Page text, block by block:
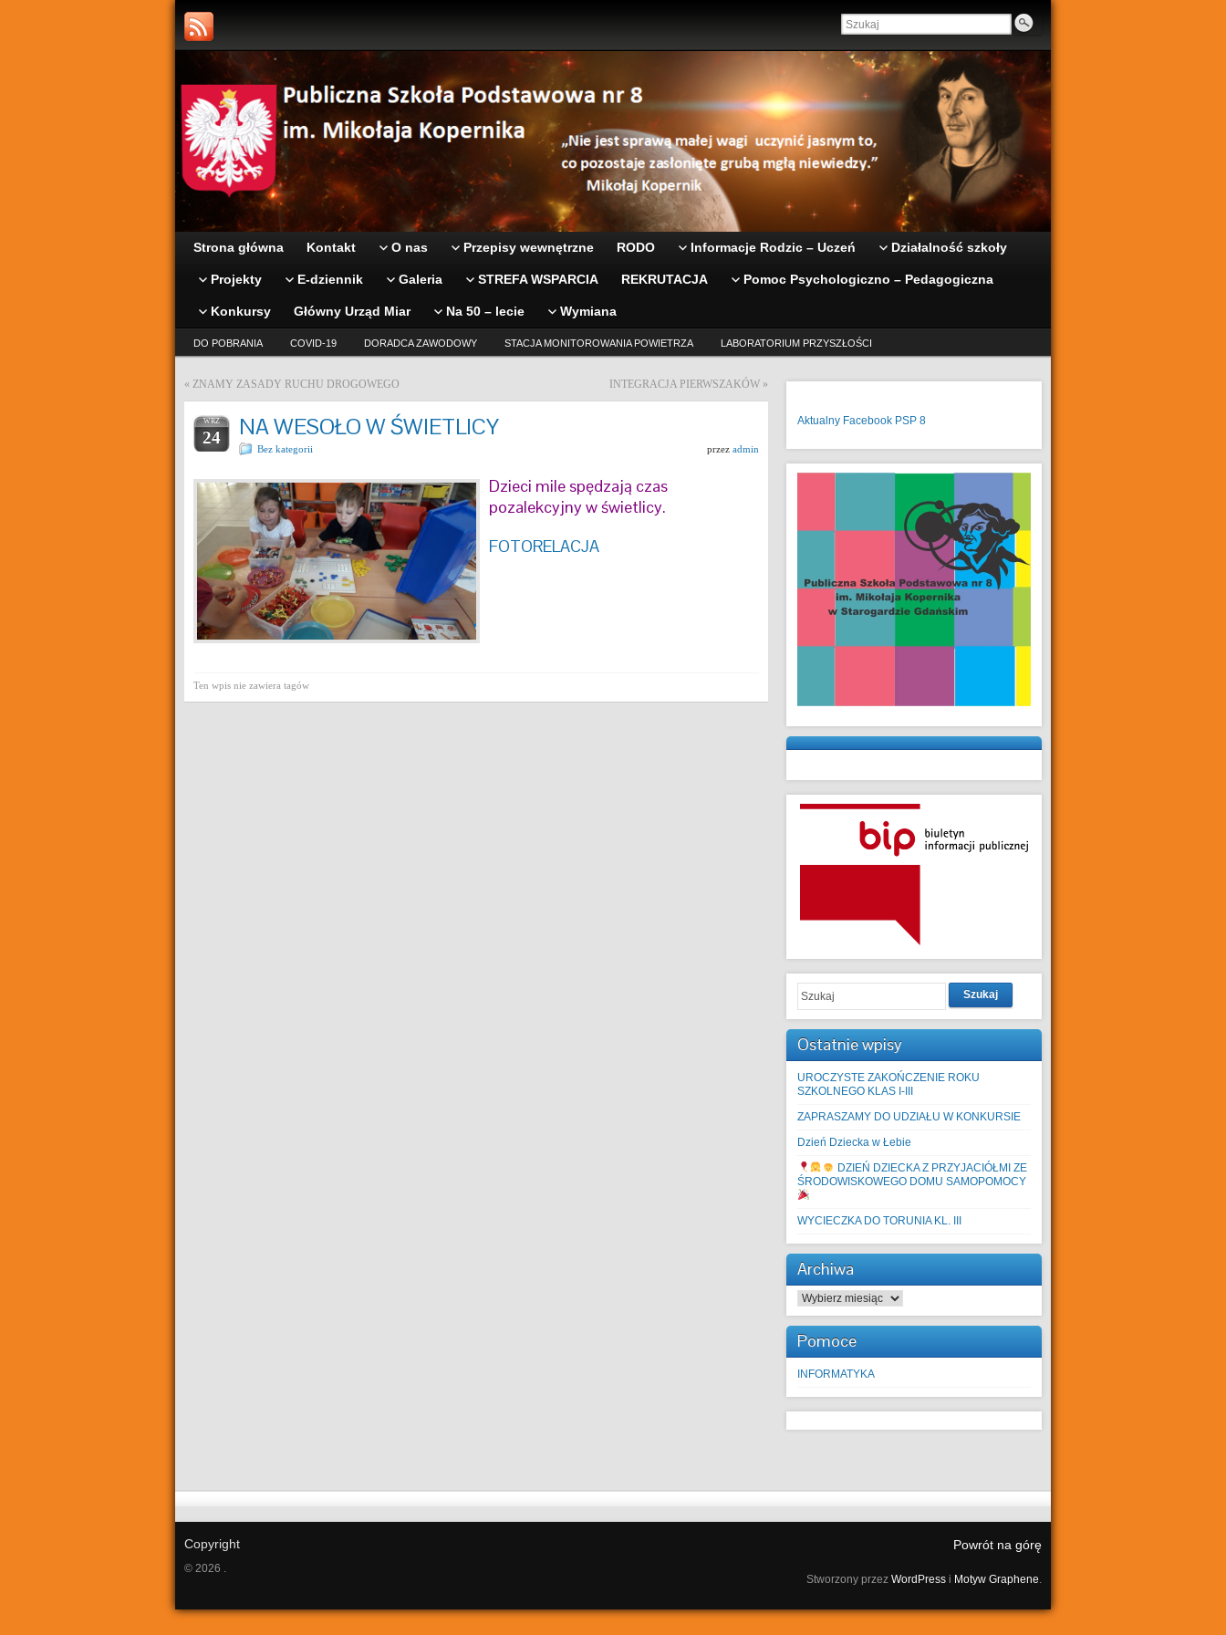
Strona główna Kontakt O nas Przepisy wewnętrzne RODO Informacje Rodzic – Uczeń Działalność szkoły
Projekty E-dziennik Galeria STREFA WSPARCIA REKRUTACJA Pomoc Psychologiczno – Pedagogiczna
Konkursy Główny Urząd Miar Na 50 – lecie Wymiana
DO POBRANIA COVID-19 DORADCA ZAWODOWY STACJA MONITOROWANIA POWIETRZA LABORATORIUM PRZYSZŁOŚCI
« ZNAMY ZASADY RUCHU DROGOWEGO INTEGRACJA PIERWSZAKÓW »
WRZ
24 NA WESOŁO W ŚWIETLICY
Bez kategorii przez admin
Dzieci mile spędzają czas
pozalekcyjny w świetlicy.
FOTORELACJA
Ten wpis nie zawiera tagów
Aktualny Facebook PSP 8
Szukaj
Ostatnie wpisy
UROCZYSTE ZAKOŃCZENIE ROKU
SZKOLNEGO KLAS I-III
ZAPRASZAMY DO UDZIAŁU W KONKURSIE
Dzień Dziecka w Łebie
DZIEŃ DZIECKA Z PRZYJACIÓŁMI ZE
ŚRODOWISKOWEGO DOMU SAMOPOMOCY
WYCIECZKA DO TORUNIA KL. III
Archiwa
Archiwa
Pomoce
INFORMATYKA
Copyright
© 2026 .
Powrót na górę
Stworzony przez WordPress i Motyw Graphene